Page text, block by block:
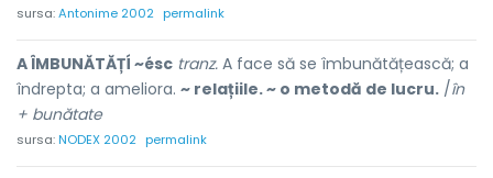
sursa:Antonime 2002 permalink
A ÎMBUNĂTĂȚÍ ~ésc tranz. A face să se îmbunătățească; a
îndrepta; a ameliora. ~ relațiile. ~ o metodă de lucru. /în
+ bunătate
sursa:NODEX 2002 permalink